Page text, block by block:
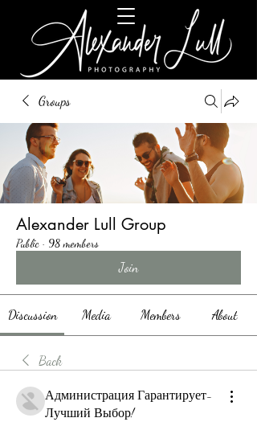
Groups
Alexander Lull Group
Public · 98 members
Join
Discussion Media Members About
Back
Администрация Гарантирует-
Лучший Выбор!